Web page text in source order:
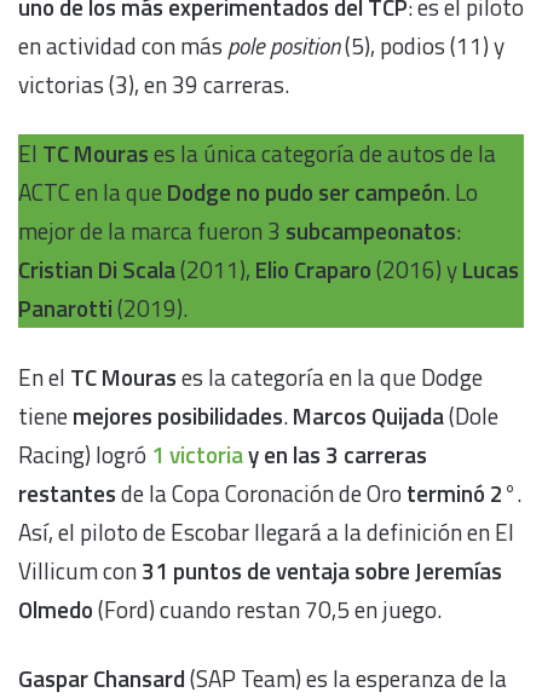
uno de los más experimentados del TCP: es el piloto
en actividad con más pole position(5), podios (11) y
victorias (3), en 39 carreras.
El TC Mourases la única categoría de autos de la
ACTC en la que Dodge no pudo ser campeón. Lo
mejor de la marca fueron 3 subcampeonatos:
Cristian Di Scala(2011), Elio Craparo(2016) yLucas
Panarotti(2019).
En el TC Mourases la categoría en la que Dodge
tienemejores posibilidades.Marcos Quijada(Dole
Racing) logró 1 victoriay en las 3 carreras
restantesde la Copa Coronación de Oro terminó 2°.
Así, el piloto de Escobar llegará a la definición en El
Villicum con31 puntos de ventaja sobre Jeremías
Olmedo(Ford) cuando restan 70,5 en juego.
Gaspar Chansard(SAP Team) es la esperanza de la